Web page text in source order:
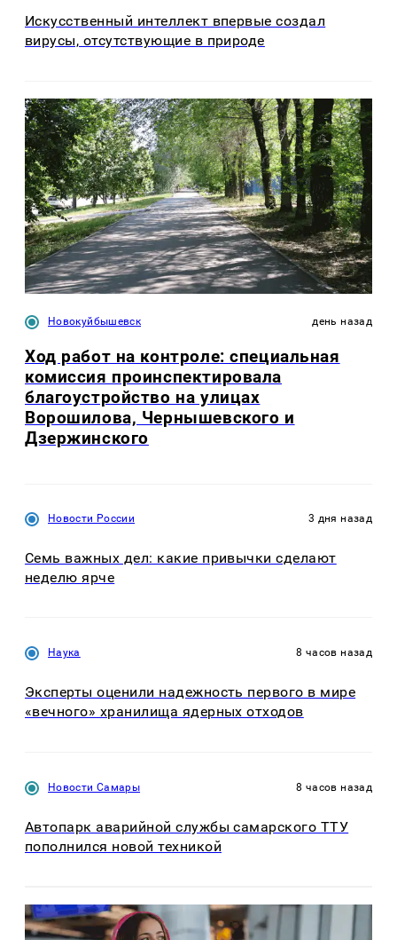
Искусственный интеллект впервые создал
вирусы, отсутствующие в природе
Новокуйбышевск день назад
Ход работ на контроле: специальная
комиссия проинспектировала
благоустройство на улицах
Ворошилова, Чернышевского и
Дзержинского
Новости России 3 дня назад
Семь важных дел: какие привычки сделают
неделю ярче
Наука 8 часов назад
Эксперты оценили надежность первого в мире
«вечного» хранилища ядерных отходов
Новости Самары 8 часов назад
Автопарк аварийной службы самарского ТТУ
пополнился новой техникой